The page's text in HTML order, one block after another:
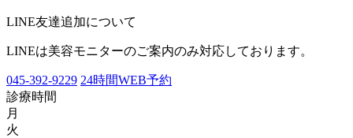
LINE友達追加について
LINEは美容モニターのご案内のみ対応しております。
045-392-9229 24時間WEB予約
診療時間
月
火